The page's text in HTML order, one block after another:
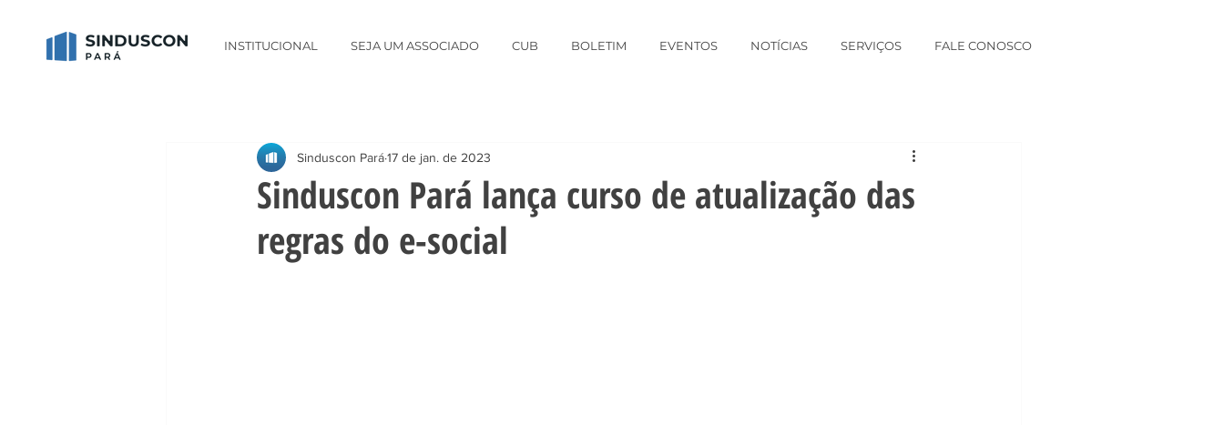
INSTITUCIONAL SEJA UM ASSOCIADO CUB BOLETIM EVENTOS NOTÍCIAS SERVIÇOS FALE CONOSCO
Sinduscon Pará lança curso de atualização das
regras do e-social
Sinduscon Pará17 de jan. de 2023